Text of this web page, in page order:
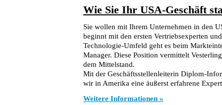
Wie Sie Ihr USA-Geschäft
Sie wollen mit Ihrem Unternehmen in den
beginnt mit den ersten Vertriebsexperten
Technologie-Umfeld geht es beim
Manager. Diese Position vermittelt
dem Mittelstand.
Mit der Geschäftsstellenleiterin Diplom-
wir in Amerika eine äußerst erfahrene
Weitere Informationen »